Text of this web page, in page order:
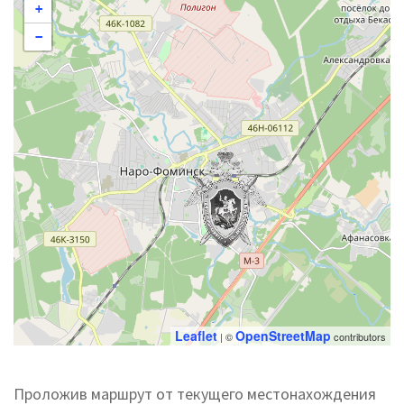
+
−
Leaflet | ©OpenStreetMap contributors
Проложив маршрут от текущего местонахождения